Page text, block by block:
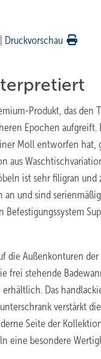
Druckvorschau
Produkt, das den
Epochen aufgreift.
Moll entworfen hat,
aus
ist sehr filigran und
und sind
Befestigungssystem
die Außenkonturen
frei stehende
Das
verstärkt
Seite der
eine besondere